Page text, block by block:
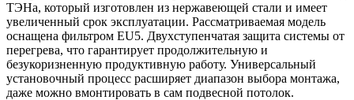
ТЭНа, который изготовлен из нержавеющей стали и имеет
увеличенный срок эксплуатации. Рассматриваемая модель
оснащена фильтром EU5. Двухступенчатая защита системы от
перегрева, что гарантирует продолжительную и
безукоризненную продуктивную работу. Универсальный
установочный процесс расширяет диапазон выбора монтажа,
даже можно вмонтировать в сам подвесной потолок.